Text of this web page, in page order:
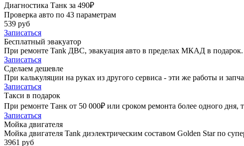
Диагностика Танк за 490₽
Проверка авто по 43 параметрам
539 руб
Записаться
Бесплатный эвакуатор
При ремонте Tank ДВС, эвакуация авто в пределах МКАД в подарок.
Записаться
Сделаем дешевле
При калькуляции на руках из другого сервиса - эти же работы и
Записаться
Такси в подарок
При ремонте Танк от 50 000₽ или сроком ремонта более одного дня,
Записаться
Мойка двигателя
Мойка двигателя Tank диэлектрическим составом Golden Star по
3961 руб